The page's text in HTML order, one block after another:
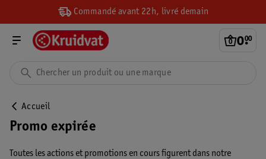
Commandé avant 22h, livré demain
0.
00
Accueil
Promo expirée
Toutes les actions et promotions en cours figurent dans notre